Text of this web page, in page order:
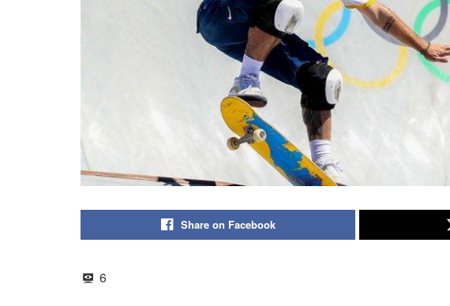
Share on Facebook
6